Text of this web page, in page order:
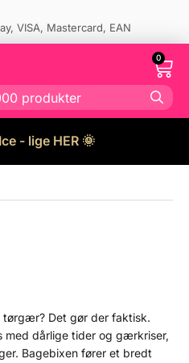
0
- lige HER 🌞
tørgær? Det gør der faktisk.
med dårlige tider og gærkriser,
Bagebixen fører et bredt